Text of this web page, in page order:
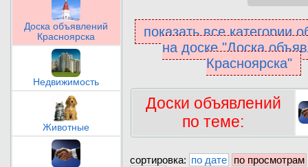
Доска объявлений
Красноярска
Недвижимость
Животные
показать все категории
на доске "Доска
Красноярска"
Доски объявлений
по теме:
сортировка: по дате
по просмотрам